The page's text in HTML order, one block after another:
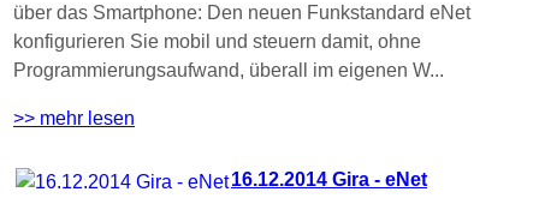
über das Smartphone: Den neuen Funkstandard eNet
konfigurieren Sie mobil und steuern damit, ohne
Programmierungsaufwand, überall im eigenen W...
>> mehr lesen
16.12.2014 Gira - eNet